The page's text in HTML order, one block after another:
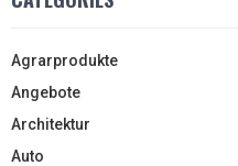
Agrarprodukte
Angebote
Architektur
Auto